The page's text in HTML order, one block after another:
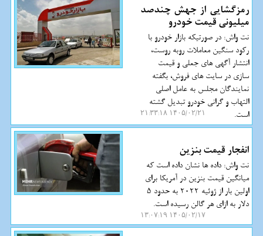
رمزگشایی از جهش چندصد
میلیونی قیمت خودرو
نت واش: در صورتیکه بازار خودرو با
رکود سنگین معاملات روبه روست،
انتشار آگهی های جعلی و قیمت
سازی در سایت های فروش، بگفته
نمایندگان مجلس به عامل اصلی
التهاب و گرانی خودرو تبدیل گشته
است.
۱۴۰۵/۰۲/۲۱ ۲۱:۳۳:۱۸
انفجار قیمت بنزین
نت واش: داده ها نشان داده است که
میانگین قیمت بنزین در آمریکا برای
اولین بار از ژوئیه 2022 به حدود 5
دلار به ازای هر گالن رسیده است.
۱۴۰۵/۰۲/۱۷ ۱۳:۰۷:۱۹